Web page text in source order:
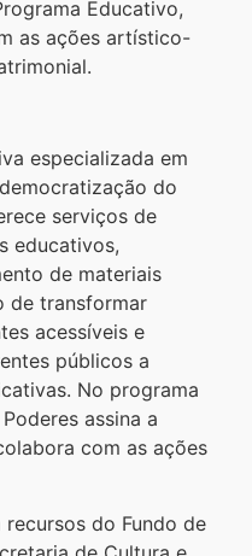
Educativo,
as ações artístico-
especializada em
do
serviços de
educativos,
de materiais
de transformar
acessíveis e
públicos a
No programa
assina a
com as ações
do Fundo de